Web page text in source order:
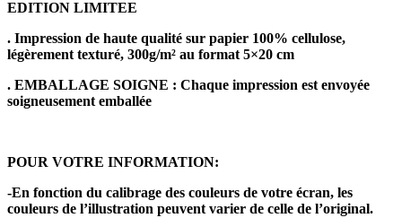
EDITION LIMITEE
. Impression de haute qualité sur papier 100% cellulose,
légèrement texturé, 300g/m² au format 5×20 cm
. EMBALLAGE SOIGNE : Chaque impression est envoyée
soigneusement emballée
POUR VOTRE INFORMATION:
-En fonction du calibrage des couleurs de votre écran, les
couleurs de l’illustration peuvent varier de celle de l’original.